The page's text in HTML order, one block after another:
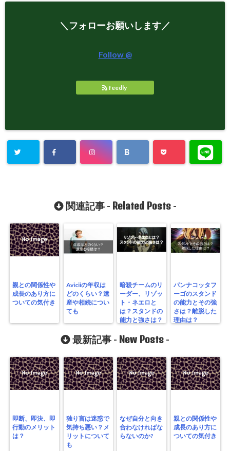
＼フォローお願いします／
Follow @
feedly
関連記事 - Related Posts-
親との関係性や
成長のあり方に
ついての気付き
Aviciiの年収は
どのくらい？遺
産や相続につい
ても
暗殺チームのリ
ーダー、リゾッ
ト・ネエロと
は？スタンドの
能力と強さは？
パンナコッタフ
ーゴのスタンド
の能力とその強
さは？離脱した
理由は？
最新記事 - New Posts -
即断、即決、即
行動のメリット
は？
独り言は迷惑で
気持ち悪い？メ
リットについて
も
なぜ自分と向き
合わなければな
らないのか?
親との関係性や
成長のあり方に
ついての気付き